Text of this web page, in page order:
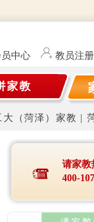
格证）提供勤
中心 教员注册
家教
大（菏泽）家教
请家教
400-